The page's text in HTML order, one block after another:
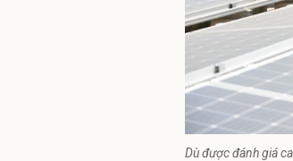
Dù được đánh giá